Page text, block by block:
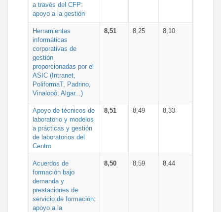
a través del CFP:
apoyo a la gestión
Herramientas
informáticas
corporativas de
gestión
proporcionadas por el
ASIC (Intranet,
PoliformaT, Padrino,
Vinalopó, Algar...)
8,51 8,25 8,10
Apoyo de técnicos de
laboratorio y modelos
a prácticas y gestión
de laboratorios del
Centro
8,51 8,49 8,33
Acuerdos de
formación bajo
demanda y
prestaciones de
servicio de formación:
apoyo a la
8,50 8,59 8,44